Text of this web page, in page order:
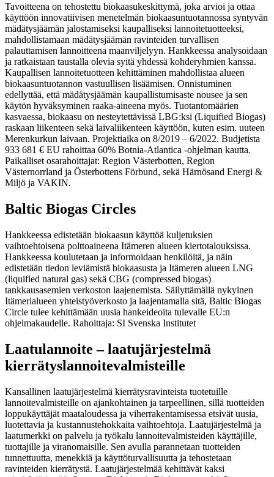
Tavoitteena on tehostettu biokaasukeskittymä, joka arvioi ja ottaa
käyttöön innovatiivisen menetelmän biokaasuntuotannossa syntyvän
mädätysjäämän jalostamiseksi kaupalliseksi lannoitetuotteeksi,
mahdollistamaan mädätysjäämän ravinteiden turvallisen
palauttamisen lannoitteena maanviljelyyn. Hankkeessa analysoidaan
ja ratkaistaan taustalla olevia syitä yhdessä kohderyhmien kanssa.
Kaupallisen lannoitetuotteen kehittäminen mahdollistaa alueen
biokaasuntuotannon vastuullisen lisäämisen. Onnistuminen
edellyttää, että mädätysjäämän kaupallistumisaste nousee ja sen
käytön hyväksyminen raaka-aineena myös. Tuotantomäärien
kasvaessa, biokaasu on nesteytettävissä LBG:ksi (Liquified Biogas)
raskaan liikenteen sekä laivaliikenteen käyttöön, kuten esim. uuteen
Merenkurkun laivaan. Projektiaika on 8/2019 – 6/2022. Budjetista
933 681 € EU rahoittaa 60% Botnia-Atlantica -ohjelman kautta.
Paikalliset osarahoittajat: Region Västerbotten, Region
Västernorrland ja Österbottens Förbund, sekä Härnösand Energi &
Miljö ja VAKIN.
Baltic Biogas Circles
Hankkeessa edistetään biokaasun käyttöä kuljetuksien
vaihtoehtoisena polttoaineena Itämeren alueen kiertotalouksissa.
Hankkeessa koulutetaan ja informoidaan henkilöitä, ja näin
edistetään tiedon leviämistä biokaasusta ja Itämeren alueen LNG
(liquified natural gas) sekä CBG (compressed biogas)
tankkausasemien verkoston laajenemista. Säilyttämällä nykyinen
Itämerialueen yhteistyöverkosto ja laajentamalla sitä, Baltic Biogas
Circle tulee kehittämään uusia hankeideoita tulevalle EU:n
ohjelmakaudelle. Rahoittaja: SI Svenska Institutet
Laatulannoite – laatujärjestelmä
kierrätyslannoitevalmisteille
Kansallinen laatujärjestelmä kierrätysravinteista tuotetuille
lannoitevalmisteille on ajankohtainen ja tarpeellinen, sillä tuotteiden
loppukäyttäjät maataloudessa ja viherrakentamisessa etsivät uusia,
luotettavia ja kustannustehokkaita vaihtoehtoja. Laatujärjestelmä ja
laatumerkki on palvelu ja työkalu lannoitevalmisteiden käyttäjille,
tuottajille ja viranomaisille. Sen avulla parannetaan tuotteiden
tunnettuutta, menekkiä ja käyttöturvallisuutta ja tehostetaan
ravinteiden kierrätystä. Laatujärjestelmää kehittävät kaksi